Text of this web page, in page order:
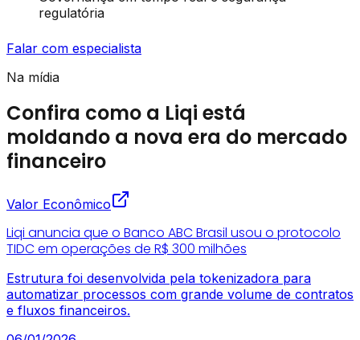
regulatória
Falar com especialista
Na mídia
Confira como a Liqi está
moldando a nova era do mercado
financeiro
Valor Econômico
Liqi anuncia que o Banco ABC Brasil usou o protocolo
TIDC em operações de R$ 300 milhões
Estrutura foi desenvolvida pela tokenizadora para
automatizar processos com grande volume de contratos
e fluxos financeiros.